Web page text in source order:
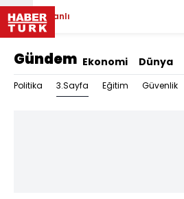
Canlı
Gündem Ekonomi Dünya
Politika 3.Sayfa Eğitim Güvenlik